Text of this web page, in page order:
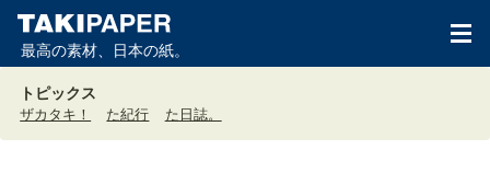
最高の素材、日本の紙。
トピックス
ザカタキ！ た紀行 た日誌。